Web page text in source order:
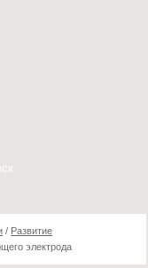
/ Развитие
электрода